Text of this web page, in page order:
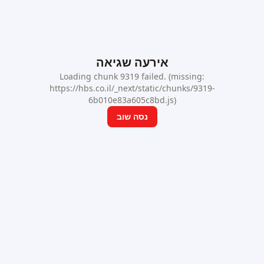
אירעה שגיאה
Loading chunk 9319 failed. (missing:
https://hbs.co.il/_next/static/chunks/9319-
6b010e83a605c8bd.js)